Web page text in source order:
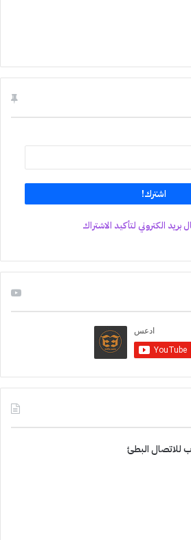
بريد الكتروني لتأكيد الاشتراك
للاتصال البطئ